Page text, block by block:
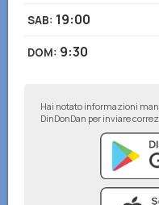
SAB: 19:00
DOM: 9:30
Hai notato informazioni
DinDonDan per inviare